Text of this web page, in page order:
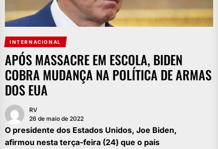
INTERNACIONAL
APÓS MASSACRE EM ESCOLA, BIDEN
COBRA MUDANÇA NA POLÍTICA DE ARMAS
DOS EUA
RV
26 de maio de 2022
O presidente dos Estados Unidos, Joe Biden,
afirmou nesta terça-feira (24) que o país